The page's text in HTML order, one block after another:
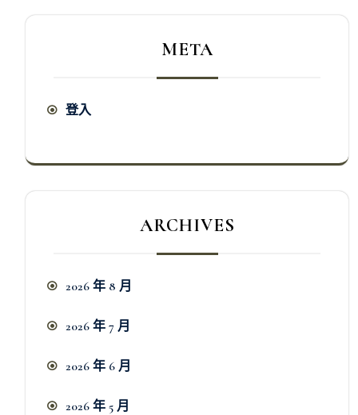
META
登入
ARCHIVES
2026 年 8 月
2026 年 7 月
2026 年 6 月
2026 年 5 月